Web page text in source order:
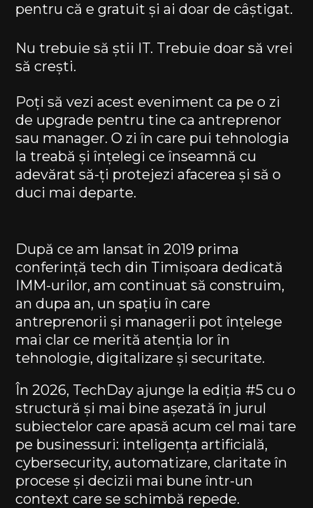
pentru că e gratuit și ai doar de câștigat.​
Nu trebuie să știi IT. Trebuie doar să vrei
să crești.​
Poți să vezi acest eveniment ca pe o zi
de upgrade pentru tine ca antreprenor
sau manager. O zi în care pui tehnologia
la treabă și înțelegi ce înseamnă cu
adevărat să-ți protejezi afacerea și să o
duci mai departe.​
După ce am lansat în 2019 prima
conferință tech din Timișoara dedicată
IMM-urilor, am continuat să construim,
an dupa an, un spațiu în care
antreprenorii și managerii pot înțelege
mai clar ce merită atenția lor în
tehnologie, digitalizare și securitate.
În 2026, TechDay ajunge la ediția #5 cu o
structură și mai bine așezată în jurul
subiectelor care apasă acum cel mai tare
pe businessuri: inteligența artificială,
cybersecurity, automatizare, claritate în
procese și decizii mai bune într-un
context care se schimbă repede.